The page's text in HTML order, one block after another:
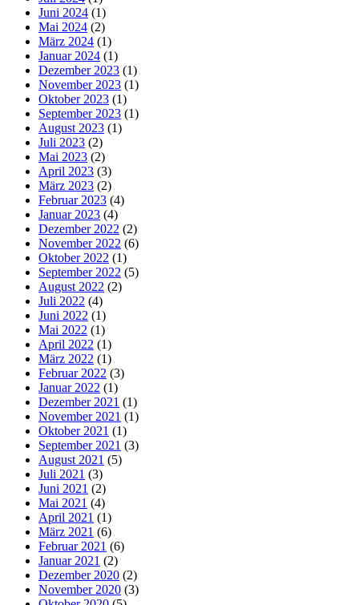
Juni 2024 (1)
Mai 2024 (2)
März 2024 (1)
Januar 2024 (1)
Dezember 2023 (1)
November 2023 (1)
Oktober 2023 (1)
September 2023 (1)
August 2023 (1)
Juli 2023 (2)
Mai 2023 (2)
April 2023 (3)
März 2023 (2)
Februar 2023 (4)
Januar 2023 (4)
Dezember 2022 (2)
November 2022 (6)
Oktober 2022 (1)
September 2022 (5)
August 2022 (2)
Juli 2022 (4)
Juni 2022 (1)
Mai 2022 (1)
April 2022 (1)
März 2022 (1)
Februar 2022 (3)
Januar 2022 (1)
Dezember 2021 (1)
November 2021 (1)
Oktober 2021 (1)
September 2021 (3)
August 2021 (5)
Juli 2021 (3)
Juni 2021 (2)
Mai 2021 (4)
April 2021 (1)
März 2021 (6)
Februar 2021 (6)
Januar 2021 (2)
Dezember 2020 (2)
November 2020 (3)